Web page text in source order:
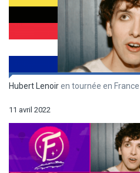
Hubert Lenoiren tournée en
11 avril 2022